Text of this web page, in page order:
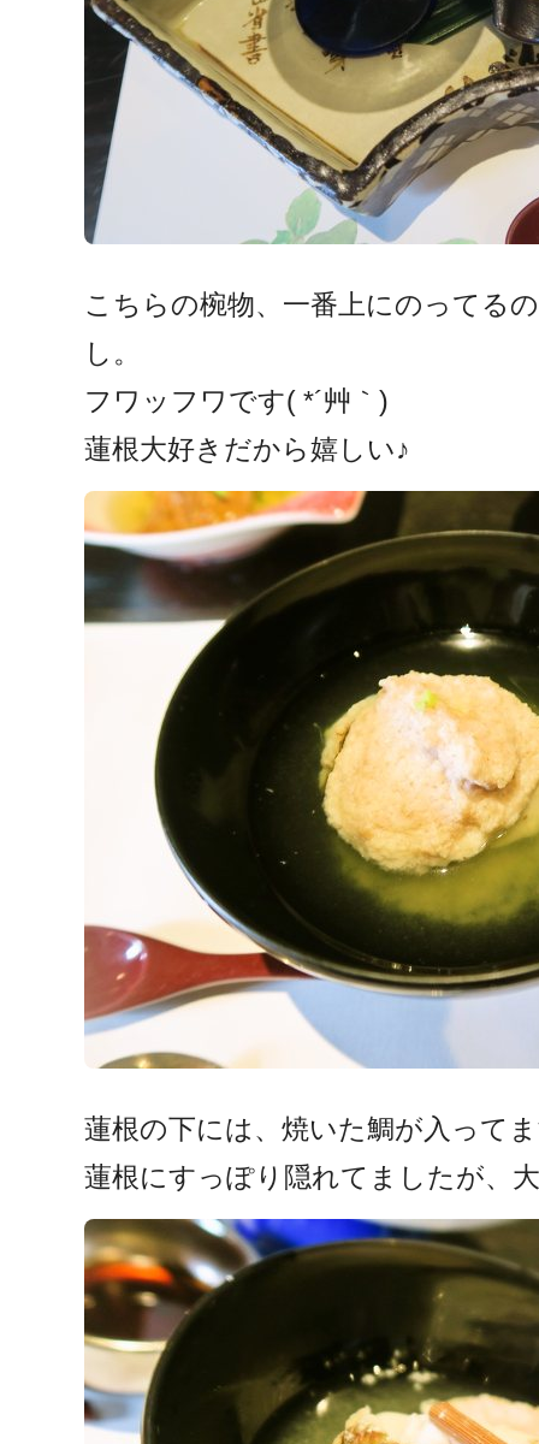
こちらの椀物、一番上にのってる
し。
フワッフワです( *´艸｀)
蓮根大好きだから嬉しい♪
蓮根の下には、焼いた鯛が入って
蓮根にすっぽり隠れてましたが、